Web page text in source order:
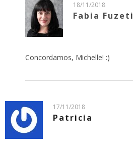
18/11/2018
Fabia Fuzeti
Concordamos, Michelle! :)
17/11/2018
Patricia